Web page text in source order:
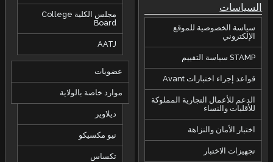
السياسات
سياسة الخصوصية للموقع
الإلكتروني
STAMP سياسة التقييم
قواعد إجراء اختبارات Avant
الدعم للأعمال التجارية المملوكة
للأقليات والنساء
اختبار الأمان والنزاهة
تجهيزات الاختبار
مجلس الكلية College
Board
AATJ
عضويات
موارد خاصة بالولاية
ديلاوير
نيو مكسيكو
تكساس